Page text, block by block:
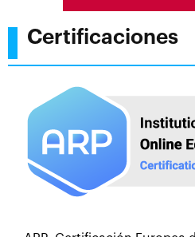
Certificaciones